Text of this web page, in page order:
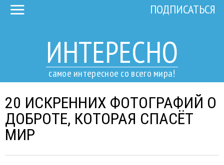
ИНТЕРЕСНО
самое интересное со всего мира!
ПОДПИСАТЬСЯ
20 ИСКРЕННИХ ФОТОГРАФИЙ О
ДОБРОТЕ, КОТОРАЯ СПАСЁТ
МИР